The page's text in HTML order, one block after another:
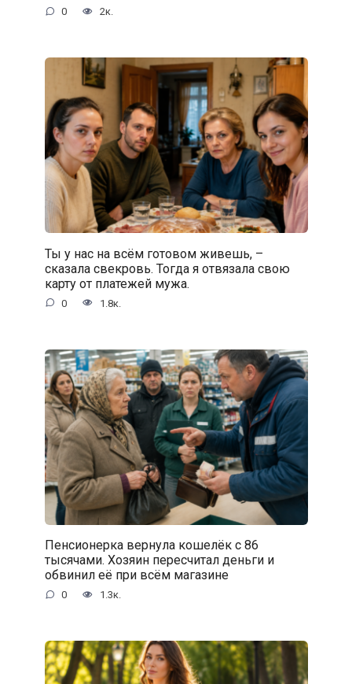
0 2к.
Ты у нас на всём готовом живешь, –
сказала свекровь. Тогда я отвязала свою
карту от платежей мужа.
0 1.8к.
Пенсионерка вернула кошелёк с 86
тысячами. Хозяин пересчитал деньги и
обвинил её при всём магазине
0 1.3к.